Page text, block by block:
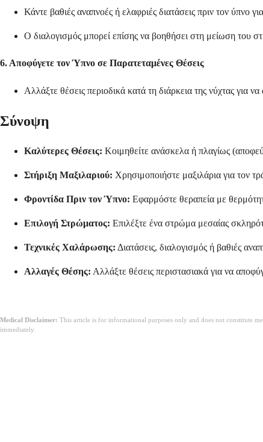
Κάντε βαθιές αναπνοές ή ελαφριές διατάσεις πριν τον ύπνο
Ο διαλογισμός μπορεί επίσης να βοηθήσει στη μείωση του
6. Αποφύγετε τον Ύπνο σε Παρατεταμένες Θέσεις
Αλλάξτε θέσεις περιοδικά κατά τη διάρκεια της νύχτας για
Σύνοψη
Καλύτερες Θέσεις: Κοιμηθείτε ανάσκελα ή πλαγίως
Στήριξη Μαξιλαριού: Χρησιμοποιήστε μαξιλάρια για τον
Φροντίδα Πριν τον Ύπνο: Εφαρμόστε θεραπεία με
Επιλογή Στρώματος: Επιλέξτε ένα στρώμα μεσαίας
Τεχνικές Χαλάρωσης: Διατάσεις, διαλογισμός ή βαθιές
Αλλαγές Θέσης: Αλλάξτε θέσεις περιστασιακά για να
Medical Disclaimer: This article is for informational purposes only and does not constitute
immediately.